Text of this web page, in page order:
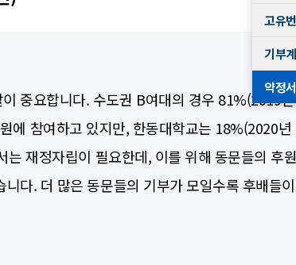
중요합니다. 수도권 B여대의 경우 81%(2019
에 참여하고 있지만, 한동대학교는 18%(2020년
재정자립이 필요한데, 이를 위해 동문들의 후
다. 더 많은 동문들의 기부가 모일수록 후배들
고유
기부
약정